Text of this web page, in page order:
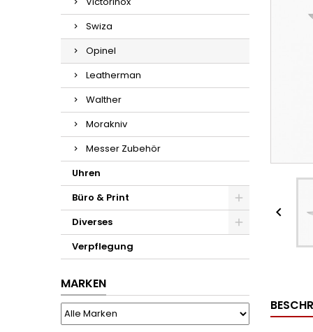
Swiza
Opinel
Leatherman
Walther
Morakniv
Messer Zubehör
Uhren
Büro & Print
Diverses
Verpflegung
MARKEN
